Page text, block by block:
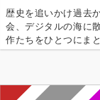
歴史を追いかけ過去
会、デジタルの海に
作たちをひとつにま
行〉が今日もデジタ